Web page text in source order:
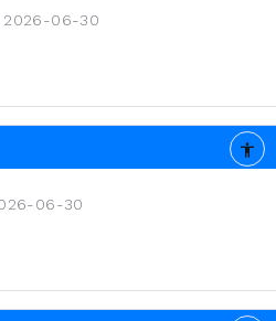
2026-06-30
06-30